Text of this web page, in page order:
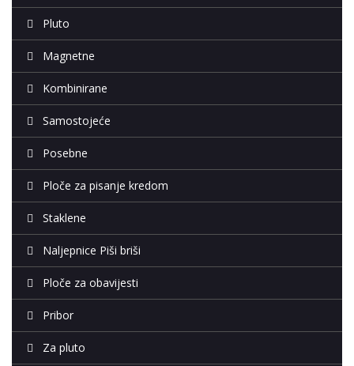
Pluto
Magnetne
Kombinirane
Samostojeće
Posebne
Ploče za pisanje kredom
Staklene
Naljepnice Piši briši
Ploče za obavijesti
Pribor
Za pluto